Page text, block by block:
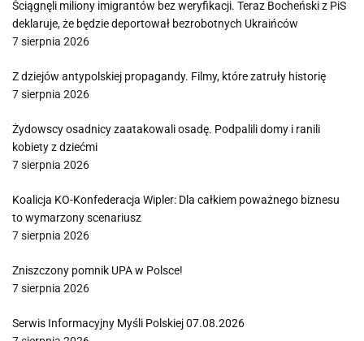
Ściągnęli miliony imigrantów bez weryfikacji. Teraz Bocheński z PiS
deklaruje, że będzie deportował bezrobotnych Ukraińców
7 sierpnia 2026
Z dziejów antypolskiej propagandy. Filmy, które zatruły historię
7 sierpnia 2026
Żydowscy osadnicy zaatakowali osadę. Podpalili domy i ranili
kobiety z dziećmi
7 sierpnia 2026
Koalicja KO-Konfederacja Wipler: Dla całkiem poważnego biznesu
to wymarzony scenariusz
7 sierpnia 2026
Zniszczony pomnik UPA w Polsce!
7 sierpnia 2026
Serwis Informacyjny Myśli Polskiej 07.08.2026